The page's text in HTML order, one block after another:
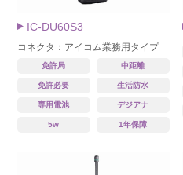
IC-DU60S3
コネクタ：アイコム業務用タイプ
免許局 中距離
免許必要 生活防水
専用電池 デジアナ
5w 1年保障